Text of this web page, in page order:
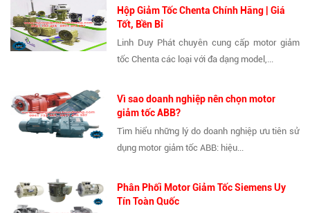
Hộp Giảm Tốc Chenta Chính Hãng | Giá
Tốt, Bền Bỉ
Linh Duy Phát chuyên cung cấp motor giảm
tốc Chenta các loại với đa dạng model,...
Vì sao doanh nghiệp nên chọn motor
giảm tốc ABB?
Tìm hiểu những lý do doanh nghiệp ưu tiên sử
dụng motor giảm tốc ABB: hiệu...
Phân Phối Motor Giảm Tốc Siemens Uy
Tín Toàn Quốc